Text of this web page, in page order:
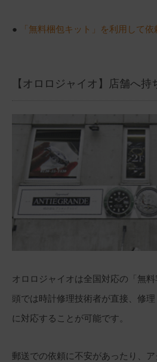
● 「無料梱包キット」を利用して依
【オロロジャイオ】店舗へ持
オロロジャイオは全国対応の「無
頭では時計修理技術者が直接、修
に対応することが可能です。
郵送での依頼に不安があったり、